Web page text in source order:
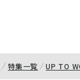
特集一覧 UP TO